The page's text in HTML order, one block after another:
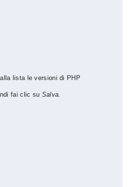
lista le versioni di PHP
fai clic su Salva.